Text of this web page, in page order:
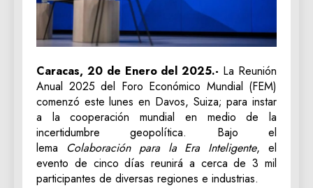
Caracas, 20 de Enero del 2025.- La Reunión
Anual 2025 del Foro Económico Mundial (FEM)
comenzó este lunes en Davos, Suiza; para instar
a la cooperación mundial en medio de la
incertidumbre geopolítica. Bajo el
lema Colaboración para la Era Inteligente, el
evento de cinco días reunirá a cerca de 3 mil
participantes de diversas regiones e industrias.